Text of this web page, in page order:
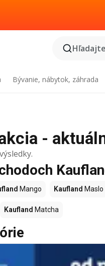
Bývanie, nábytok, záhrada
-
Mango Kaufland Maslo
Kaufland Matcha